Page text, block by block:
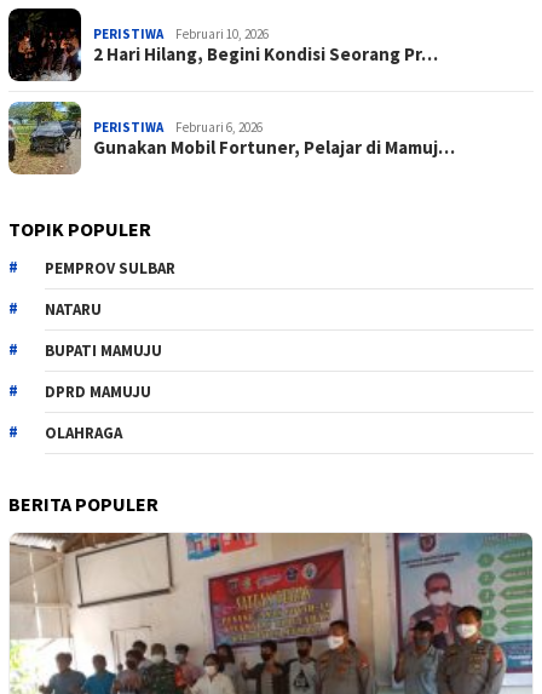
PERISTIWA Februari 10, 2026
2 Hari Hilang, Begini Kondisi Seorang Pr…
PERISTIWA Februari 6, 2026
Gunakan Mobil Fortuner, Pelajar di Mamuj…
TOPIK POPULER
PEMPROV SULBAR
NATARU
BUPATI MAMUJU
DPRD MAMUJU
OLAHRAGA
BERITA POPULER